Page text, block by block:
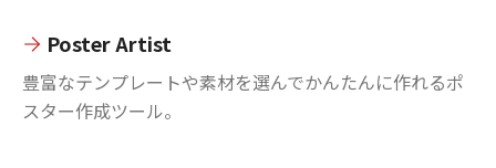
Poster Artist
豊富なテンプレートや素材を選んでかんたんに作れるポ
スター作成ツール。